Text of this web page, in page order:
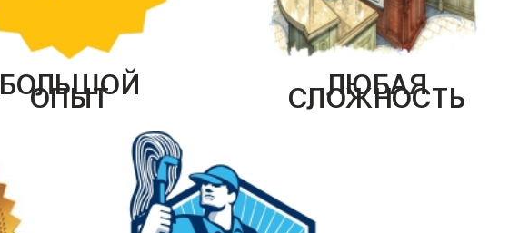
БОЛЬШОЙ
ОПЫТ ЛЮБАЯ
СЛОЖНОСТЬ